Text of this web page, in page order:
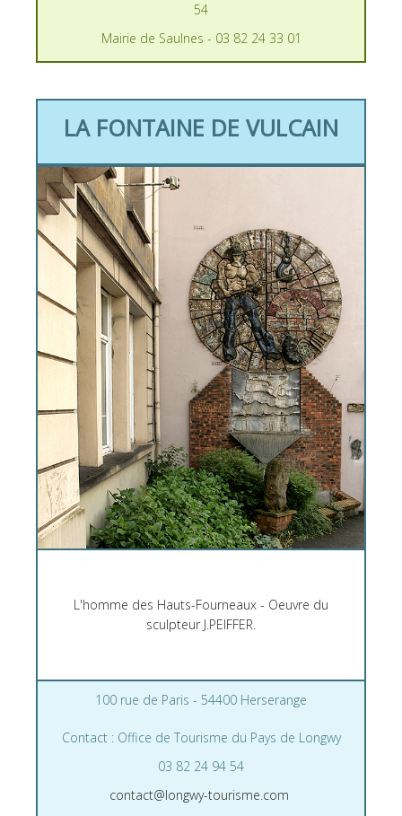
54
Mairie de Saulnes - 03 82 24 33 01
LA FONTAINE DE VULCAIN
L'homme des Hauts-Fourneaux - Oeuvre du
sculpteur J.PEIFFER.
100 rue de Paris - 54400 Herserange
Contact : Office de Tourisme du Pays de Longwy
03 82 24 94 54
contact@longwy-tourisme.com